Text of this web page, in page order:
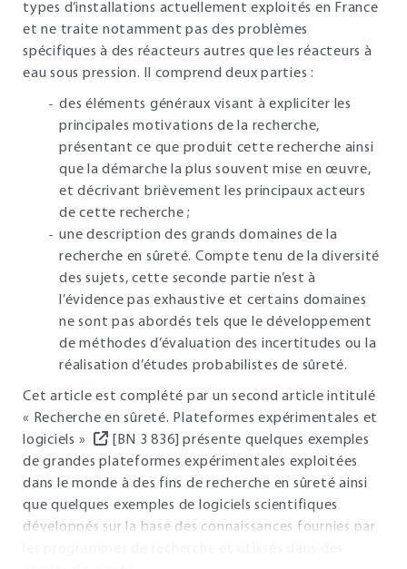
types d’installations actuellement exploités en France
et ne traite notamment pas des problèmes
spécifiques à des réacteurs autres que les réacteurs à
eau sous pression. Il comprend deux parties :
des éléments généraux visant à expliciter les
principales motivations de la recherche,
présentant ce que produit cette recherche ainsi
que la démarche la plus souvent mise en œuvre,
et décrivant brièvement les principaux acteurs
de cette recherche ;
une description des grands domaines de la
recherche en sûreté. Compte tenu de la diversité
des sujets, cette seconde partie n’est à
l’évidence pas exhaustive et certains domaines
ne sont pas abordés tels que le développement
de méthodes d’évaluation des incertitudes ou la
réalisation d’études probabilistes de sûreté.
Cet article est complété par un second article intitulé
« Recherche en sûreté. Plateformes expérimentales et
logiciels »
[BN 3 836] présente quelques exemples
de grandes plateformes expérimentales exploitées
dans le monde à des fins de recherche en sûreté ainsi
que quelques exemples de logiciels scientifiques
développés sur la base des connaissances fournies par